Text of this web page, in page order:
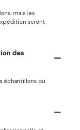
mais les
seront
des
échantillons ou